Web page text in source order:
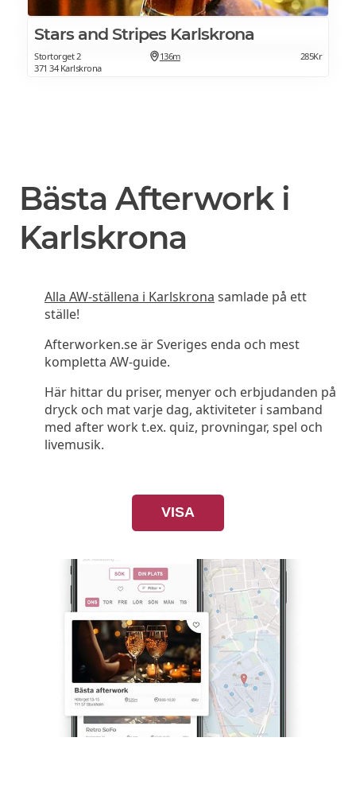
Stars and Stripes Karlskrona
Stortorget 2
371 34 Karlskrona
136m 285Kr
Bästa Afterwork i
Karlskrona
Alla AW-ställena i Karlskrona samlade på ett
ställe!
Afterworken.se är Sveriges enda och mest
kompletta AW-guide.
Här hittar du priser, menyer och erbjudanden på
dryck och mat varje dag, aktiviteter i samband
med after work t.ex. quiz, provningar, spel och
livemusik.
VISA